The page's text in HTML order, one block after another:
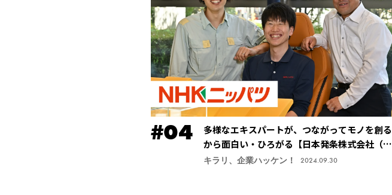
多様なエキスパートが、つながってモノを創る
から面白い・ひろがる【日本発条株式会社（ニ
ッパツ）】
キラリ、企業ハッケン！ 2024.09.30